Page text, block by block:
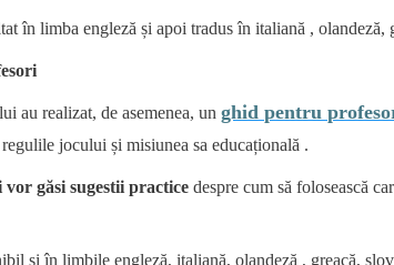
în limba engleză și apoi tradus în italiană , olandeză,
au realizat, de asemenea, un ghid pentru
jocului și misiunea sa educațională .
vor găsi sugestii practice despre cum să folosească
și în limbile engleză, italiană, olandeză , greacă,